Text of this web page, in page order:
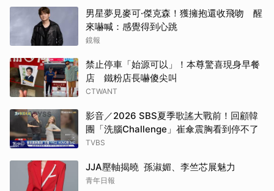
男星夢見麥可·傑克森！獲擁抱還收飛吻 醒
來嚇喊：感覺得到心跳
鏡報
禁止停車「始源可以」！本尊驚喜現身早餐
店 鐵粉店長嚇傻尖叫
CTWANT
影音／2026 SBS夏季歌謠大戰前！回顧韓
團「洗腦Challenge」崔傘震胸看到停不了
TVBS
JJA壓軸揭曉 孫淑媚、李竺芯展魅力
青年日報